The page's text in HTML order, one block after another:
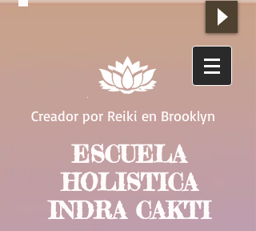
Creador por Reiki en Brooklyn
ESCUELA
HOLISTICA
INDRA CAKTI